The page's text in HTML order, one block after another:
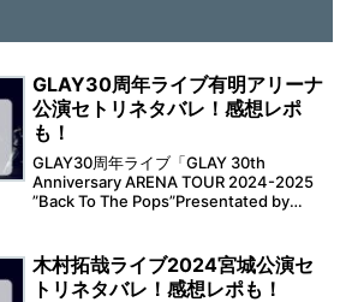
GLAY30周年ライブ有明アリーナ
公演セトリネタバレ！感想レポ
も！
GLAY30周年ライブ「GLAY 30th
Anniversary ARENA TOUR 2024-2025
”Back To The Pops”Presentated by
木村拓哉ライブ2024宮城公演セ
トリネタバレ！感想レポも！